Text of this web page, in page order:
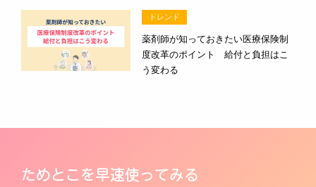
トレンド
薬剤師が知っておきたい医療保険制
度改革のポイント 給付と負担はこ
う変わる
ためとこを早速使ってみる